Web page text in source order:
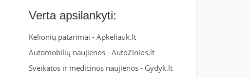
Verta apsilankyti:
Kelionių patarimai -Apkeliauk.lt
Automobilių naujienos -AutoZinios.lt
Sveikatos ir medicinos naujienos - Gydyk.lt